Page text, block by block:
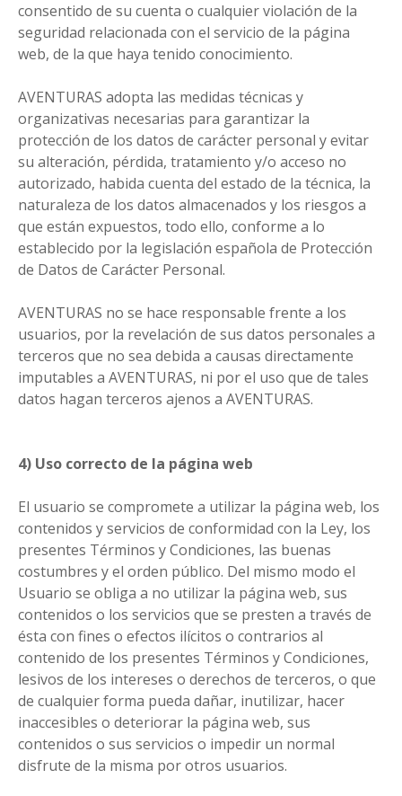
consentido de su cuenta o cualquier violación de la
seguridad relacionada con el servicio de la página
web, de la que haya tenido conocimiento.
AVENTURAS adopta las medidas técnicas y
organizativas necesarias para garantizar la
protección de los datos de carácter personal y evitar
su alteración, pérdida, tratamiento y/o acceso no
autorizado, habida cuenta del estado de la técnica, la
naturaleza de los datos almacenados y los riesgos a
que están expuestos, todo ello, conforme a lo
establecido por la legislación española de Protección
de Datos de Carácter Personal.
AVENTURAS no se hace responsable frente a los
usuarios, por la revelación de sus datos personales a
terceros que no sea debida a causas directamente
imputables a AVENTURAS, ni por el uso que de tales
datos hagan terceros ajenos a AVENTURAS.
4) Uso correcto de la página web
El usuario se compromete a utilizar la página web, los
contenidos y servicios de conformidad con la Ley, los
presentes Términos y Condiciones, las buenas
costumbres y el orden público. Del mismo modo el
Usuario se obliga a no utilizar la página web, sus
contenidos o los servicios que se presten a través de
ésta con fines o efectos ilícitos o contrarios al
contenido de los presentes Términos y Condiciones,
lesivos de los intereses o derechos de terceros, o que
de cualquier forma pueda dañar, inutilizar, hacer
inaccesibles o deteriorar la página web, sus
contenidos o sus servicios o impedir un normal
disfrute de la misma por otros usuarios.